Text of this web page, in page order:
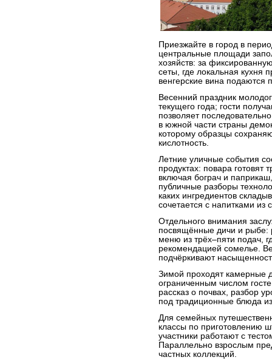
Приезжайте в город в
центральные площади
хозяйств: за
сеты, где локальная кухня
венгерские вина подаются
Весенний праздник
текущего года; гости
позволяет
в южной части страны
которому образцы
кислотность.
Летние уличные события
продуктах: повара готовят
включая бограч и
публичные разборы
каких ингредиентов
сочетается с напитками из
Отдельного внимания
посвящённые дичи и
меню из трёх–пяти подач,
рекомендацией сомелье.
подчёркивают
Зимой проходят камерные
ограниченным числом
рассказ о почвах, разбор
под традиционные блюда
Для семейных
классы по приготовлению
участники работают с
Параллельно взрослым
частных коллекций.